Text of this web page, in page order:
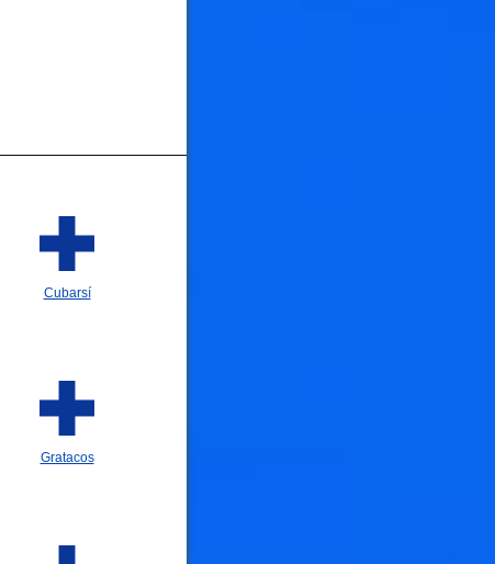
Cubarsí
Gratacos